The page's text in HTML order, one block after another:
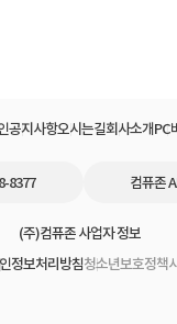
64,500원
5
네이버 포인트